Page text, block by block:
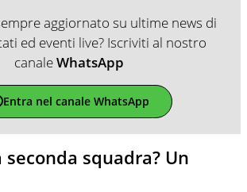
aggiornato su ultime news di
ed eventi live? Iscriviti al nostro
canaleWhatsApp
Entra nel canale WhatsApp
seconda squadra? Un